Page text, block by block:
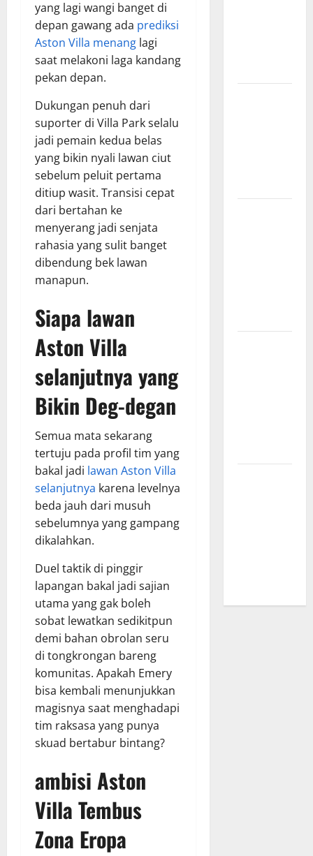
yang lagi wangi banget di
depan gawang ada prediksi
Aston Villa menang lagi
saat melakoni laga kandang
pekan depan.
Dukungan penuh dari
suporter di Villa Park selalu
jadi pemain kedua belas
yang bikin nyali lawan ciut
sebelum peluit pertama
ditiup wasit. Transisi cepat
dari bertahan ke
menyerang jadi senjata
rahasia yang sulit banget
dibendung bek lawan
manapun.
Siapa lawan
Aston Villa
selanjutnya yang
Bikin Deg-degan
Semua mata sekarang
tertuju pada profil tim yang
bakal jadi lawan Aston Villa
selanjutnya karena levelnya
beda jauh dari musuh
sebelumnya yang gampang
dikalahkan.
Duel taktik di pinggir
lapangan bakal jadi sajian
utama yang gak boleh
sobat lewatkan sedikitpun
demi bahan obrolan seru
di tongkrongan bareng
komunitas. Apakah Emery
bisa kembali menunjukkan
magisnya saat menghadapi
tim raksasa yang punya
skuad bertabur bintang?
ambisi Aston
Villa Tembus
Zona Eropa